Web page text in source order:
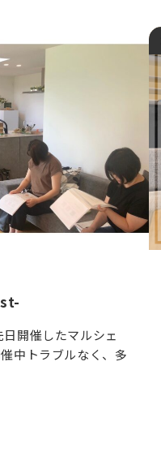
開催したマルシェ
中トラブルなく、多